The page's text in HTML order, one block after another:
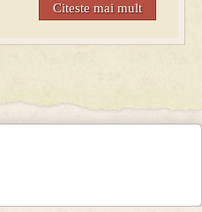
Citeste mai mult